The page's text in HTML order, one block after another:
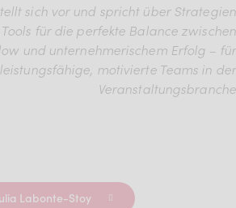
sich vor und spricht über Strategien
für die perfekte Balance zwischen
und unternehmerischem Erfolg – für
leistungsfähige, motivierte Teams in der
Veranstaltungsbranche
Labonte-Stoy